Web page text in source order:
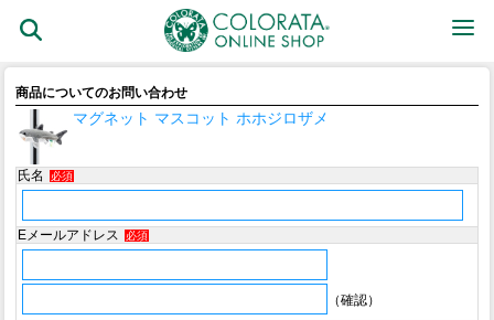
商品についてのお問い合わせ
マグネット マスコット ホホジロザメ
氏名 必須
Eメールアドレス 必須
（確認）